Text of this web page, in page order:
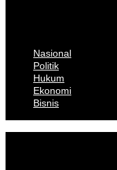
Nasional
Politik
Hukum
Ekonomi
Bisnis